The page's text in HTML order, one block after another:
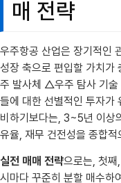
매 전략
우주항공 산업은 장기적인
성장 축으로 편입할 가치
주 발사체 △우주 탐사 기
들에 대한 선별적인 투자가
비하기보다는, 3~5년 이상
유율, 재무 건전성을 종합
실전 매매 전략으로는, 첫째,
시마다 꾸준히 분할 매수하